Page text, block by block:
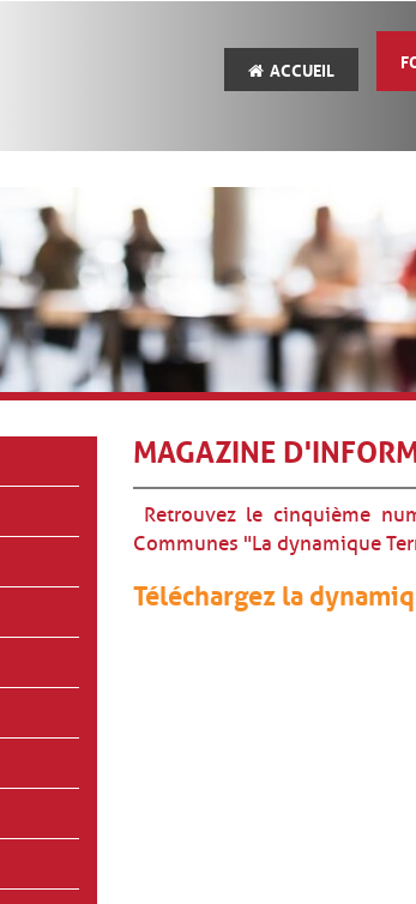
ACCUEIL
MAGAZINE
Retrouvez le cinquième
Communes "La dynamique
Téléchargez la